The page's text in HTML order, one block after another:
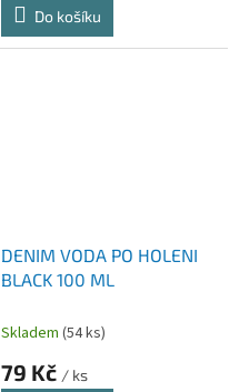
Do košíku
DENIM VODA PO HOLENI
BLACK 100 ML
Skladem (54 ks)
79 Kč / ks